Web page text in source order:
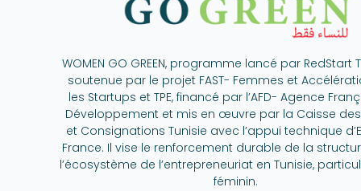
WOMEN GO GREEN, programme lancé par RedStart
soutenue par le projet FAST- Femmes et
les Startups et TPE, financé par l’AFD- Agence
Développement et mis en œuvre par la Caisse
et Consignations Tunisie avec l’appui technique
France. Il vise le renforcement durable de la
l’écosystème de l’entrepreneuriat en Tunisie,
féminin.